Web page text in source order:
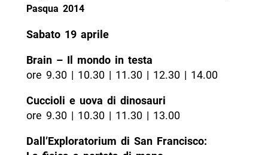
Pasqua 2014
Sabato 19 aprile
Brain – Il mondo in testa
ore 9.30 | 10.30 | 11.30 | 12.30 | 14.00
Cuccioli e uova di dinosauri
ore 9.30 | 10.30 | 11.30 | 13.00
Dall’Exploratorium di San Francisco: